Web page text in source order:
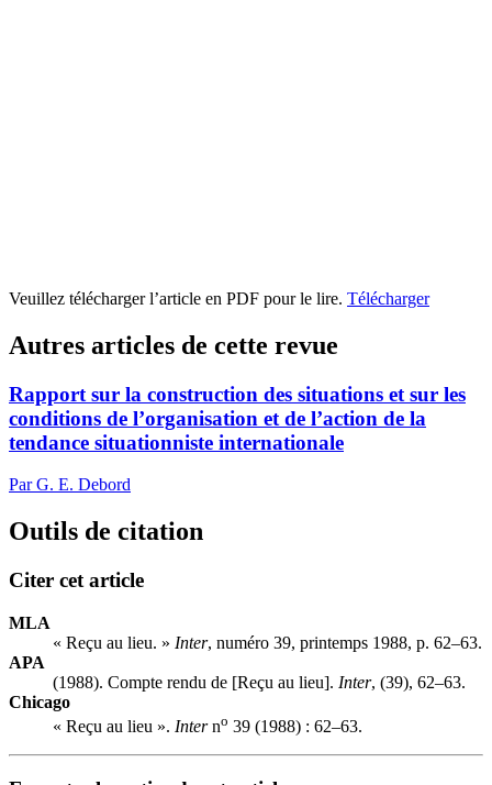
Veuillez télécharger l’article en PDF pour le lire. Télécharger
Autres articles de cette revue
Rapport sur la construction des situations et sur les
conditions de l’organisation et de l’action de la
tendance situationniste internationale
Par G. E. Debord
Outils de citation
Citer cet article
MLA
« Reçu au lieu. » Inter, numéro 39, printemps 1988, p. 62–63.
APA
(1988). Compte rendu de [Reçu au lieu]. Inter, (39), 62–63.
Chicago
« Reçu au lieu ». Interno 39 (1988) : 62–63.